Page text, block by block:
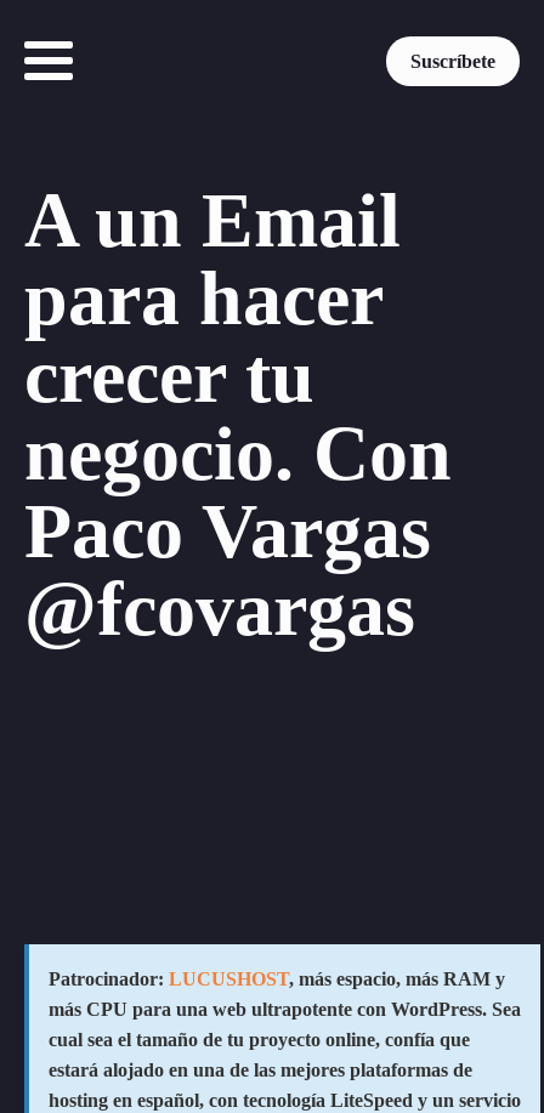
Suscríbete
A un Email
para hacer
crecer tu
negocio. Con
Paco Vargas
@fcovargas
Patrocinador: LUCUSHOST, más espacio, más RAM y
más CPU para una web ultrapotente con WordPress. Sea
cual sea el tamaño de tu proyecto online, confía que
estará alojado en una de las mejores plataformas de
hosting en español, con tecnología LiteSpeed y un servicio